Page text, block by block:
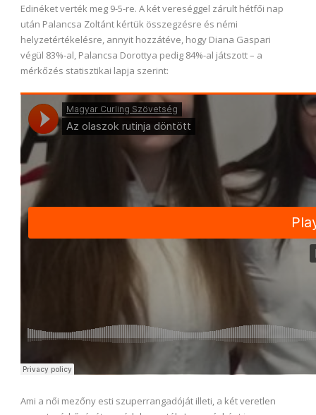
Edinéket verték meg 9-5-re. A két vereséggel zárult hétfői nap
után Palancsa Zoltánt kértük összegzésre és némi
helyzetértékelésre, annyit hozzátéve, hogy Diana Gaspari
végül 83%-al, Palancsa Dorottya pedig 84%-al játszott – a
mérkőzés statisztikai lapja szerint:
Ami a női mezőny esti szuperrangadóját illeti, a két veretlen